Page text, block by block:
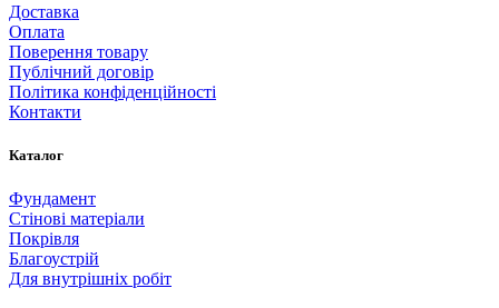
Доставка
Оплата
Поверення товару
Публічний договір
Політика конфіденційності
Контакти
Каталог
Фундамент
Стінові матеріали
Покрівля
Благоустрій
Для внутрішніх робіт